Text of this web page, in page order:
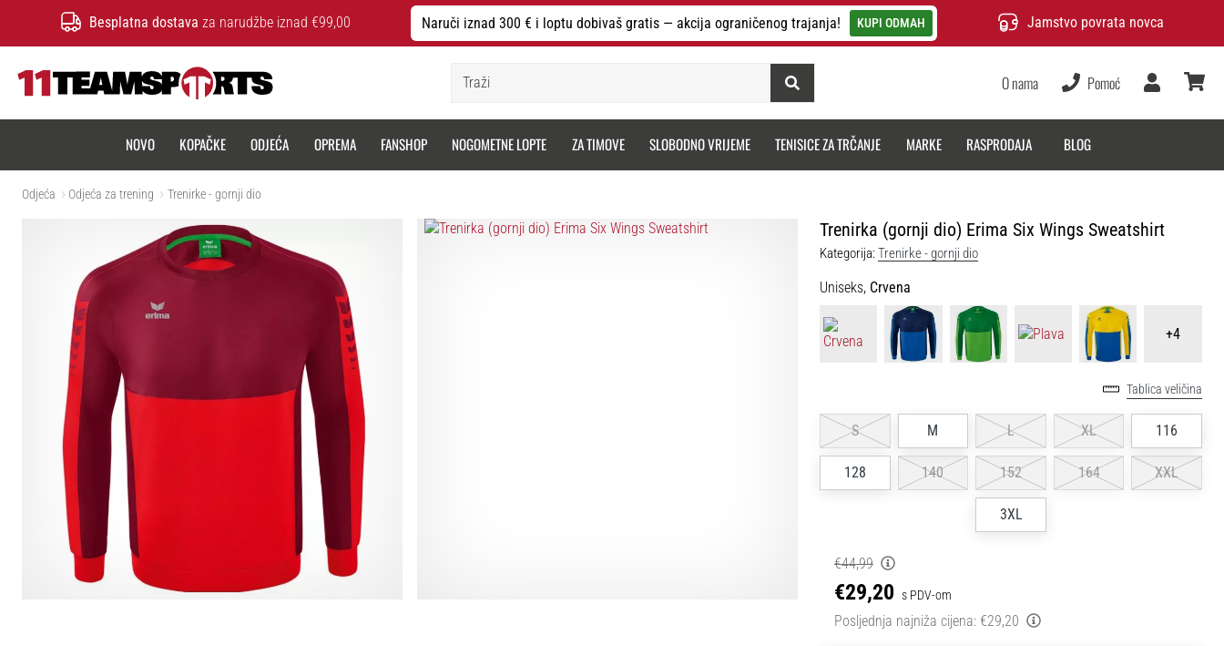
Besplatna dostava za narudžbe iznad €99,00 Naruči iznad 300 € i loptu dobivaš gratis — akcija ograničenog trajanja! KUPI ODMAH Jamstvo povrata novca
O nama Pomoć
Korisnik
NOVO KOPAČKE ODJEĆA OPREMA FANSHOP NOGOMETNE LOPTE ZA TIMOVE SLOBODNO VRIJEME TENISICE ZA TRČANJE MARKE RASPRODAJA BLOG
Odjeća Odjeća za trening Trenirke - gornji dio
Trenirka (gornji dio) Erima Six Wings Sweatshirt
Kategorija:Trenirke - gornji dio
Uniseks, Crvena
+4
Tablica veličina
S M L XL 116
128 140 152 164 XXL
3XL
€44,99
€29,20 s PDV-om
Posljednja najniža cijena: €29,20